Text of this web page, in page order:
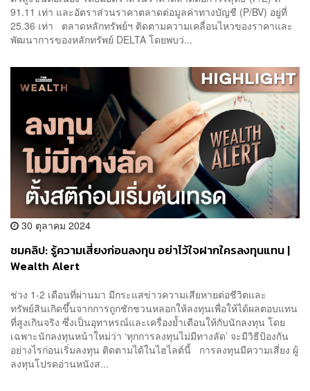
91.11 เท่า และอัตราส่วนราคาตลาดต่อมูลค่าทางบัญชี (P/BV) อยู่ที่
25.36 เท่า ตลาดหลักทรัพย์ฯ ติดตามความเคลื่อนไหวของราคาและ
พัฒนาการของหลักทรัพย์ DELTA โดยพบว่...
30 ตุลาคม 2024
ชมคลิป: รู้ความเสี่ยงก่อนลงทุน อย่าไว้ใจฝากใครลงทุนแทน |
Wealth Alert
ช่วง 1-2 เดือนที่ผ่านมา มีกระแสข่าวความเสียหายต่อชีวิตและ
ทรัพย์สินเกิดขึ้นจากการถูกชักชวนหลอกให้ลงทุนเพื่อให้ได้ผลตอบแทน
ที่สูงเกินจริง ซึ่งเป็นอุทาหรณ์และเครื่องย้ำเตือนให้กับนักลงทุน โดย
เฉพาะนักลงทุนหน้าใหม่ว่า ‘ทุกการลงทุนไม่มีทางลัด’ จะมีวิธีป้องกัน
อย่างไรก่อนเริ่มลงทุน ติดตามได้ในไฮไลต์นี้ การลงทุนมีความเสี่ยง ผู้
ลงทุนโปรดอ่านหนังส...